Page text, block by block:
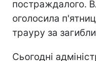
постраждалого.
оголосила
трауру за
Сьогодні